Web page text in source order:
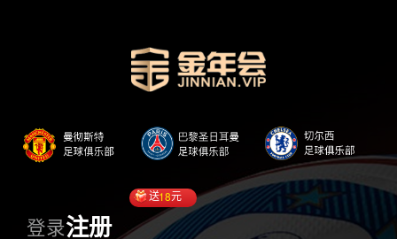
登录注册
送18元